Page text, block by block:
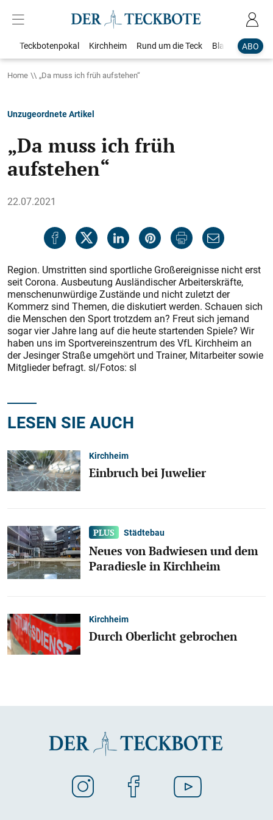
ABO
Teckbotenpokal Kirchheim Rund um die Teck Blaulicht
Home „Da muss ich früh aufstehen“
Unzugeordnete Artikel
„Da muss ich früh
aufstehen“
22.07.2021
Region. Umstritten sind sportliche Großereignisse nicht erst
seit Corona. Ausbeutung Ausländischer Arbeiterskräfte,
menschenunwürdige Zustände und nicht zuletzt der
Kommerz sind Themen, die diskutiert werden. Schauen sich
die Menschen den Sport trotzdem an? Freut sich jemand
sogar vier Jahre lang auf die heute startenden Spiele? Wir
haben uns im Sportvereinszentrum des VfL Kirchheim an
der Jesinger Straße umgehört und Trainer, Mitarbeiter sowie
Mitglieder befragt. sl/Fotos: sl
LESEN SIE AUCH
Kirchheim
Einbruch bei Juwelier
Städtebau
Neues von Badwiesen und dem
Paradiesle in Kirchheim
Kirchheim
Durch Oberlicht gebrochen